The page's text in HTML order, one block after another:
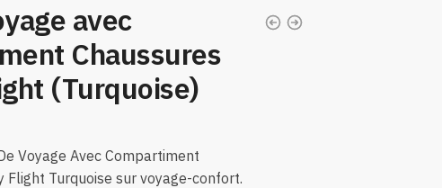
avec
Chaussures
(Turquoise)
Voyage Avec Compartiment
Flight Turquoise sur voyage-confort.